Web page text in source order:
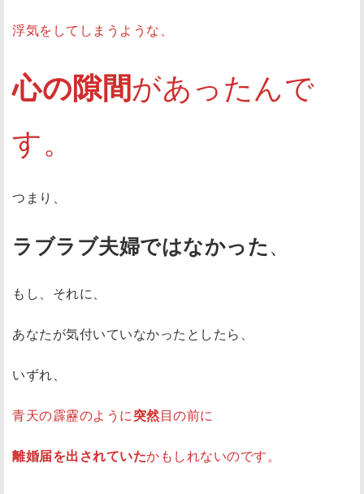
浮気をしてしまうような、
心の隙間があったんで
す。
つまり、
ラブラブ夫婦ではなかった、
もし、それに、
あなたが気付いていなかったとしたら、
いずれ、
青天の霹靂のように突然目の前に
離婚届を出されていたかもしれないのです。